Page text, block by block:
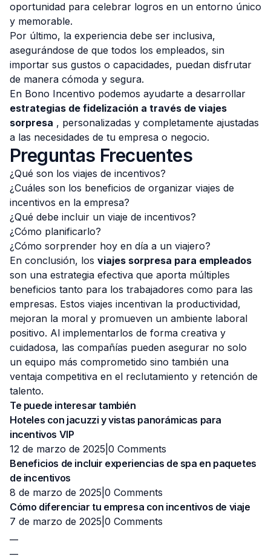
oportunidad para celebrar logros en un entorno único
y memorable.
Por último, la experiencia debe ser inclusiva,
asegurándose de que todos los empleados, sin
importar sus gustos o capacidades, puedan disfrutar
de manera cómoda y segura.
En Bono Incentivo podemos ayudarte a desarrollar
estrategias de fidelización a través de viajes
sorpresa , personalizadas y completamente ajustadas
a las necesidades de tu empresa o negocio.
Preguntas Frecuentes
¿Qué son los viajes de incentivos?
¿Cuáles son los beneficios de organizar viajes de
incentivos en la empresa?
¿Qué debe incluir un viaje de incentivos?
¿Cómo planificarlo?
¿Cómo sorprender hoy en día a un viajero?
En conclusión, los viajes sorpresa para empleados
son una estrategia efectiva que aporta múltiples
beneficios tanto para los trabajadores como para las
empresas. Estos viajes incentivan la productividad,
mejoran la moral y promueven un ambiente laboral
positivo. Al implementarlos de forma creativa y
cuidadosa, las compañías pueden asegurar no solo
un equipo más comprometido sino también una
ventaja competitiva en el reclutamiento y retención de
talento.
Te puede interesar también
Hoteles con jacuzzi y vistas panorámicas para
incentivos VIP
12 de marzo de 2025| 0 Comments
Beneficios de incluir experiencias de spa en paquetes
de incentivos
8 de marzo de 2025| 0 Comments
Cómo diferenciar tu empresa con incentivos de viaje
7 de marzo de 2025| 0 Comments